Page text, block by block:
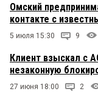
Омский
контакте с
5 июля 15:30 9
Клиент взыскал с
незаконную
27 июня 18:00 2